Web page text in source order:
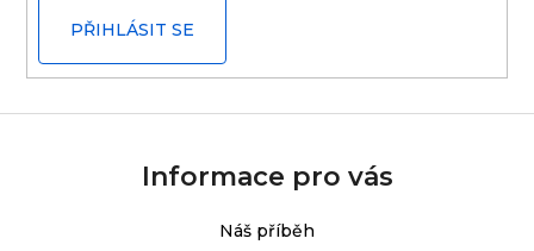
PŘIHLÁSIT SE
Informace pro vás
Náš příběh